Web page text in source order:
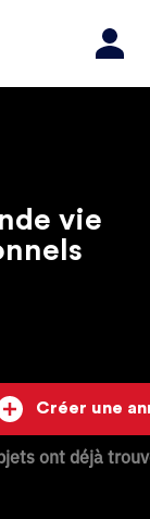
vie
Créer une
ont déjà